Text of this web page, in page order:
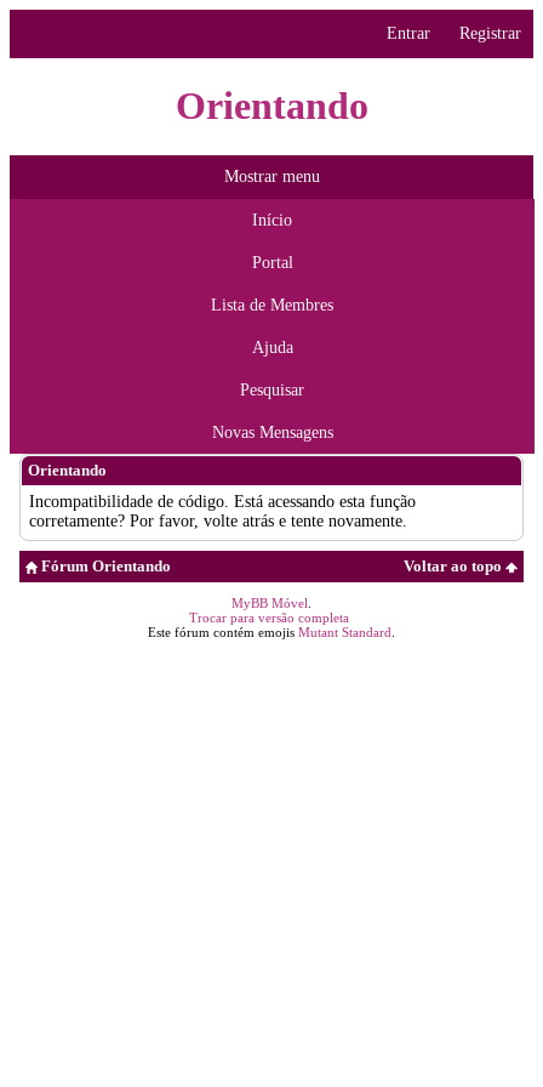
Entrar Registrar
Orientando
Mostrar menu
Início
Portal
Lista de Membres
Ajuda
Pesquisar
Novas Mensagens
Orientando
Incompatibilidade de código. Está acessando esta função
corretamente? Por favor, volte atrás e tente novamente.
Voltar ao topo
Fórum Orientando
MyBB Móvel
Trocar para versão completa
Este fórum contém emojis Mutant Standard